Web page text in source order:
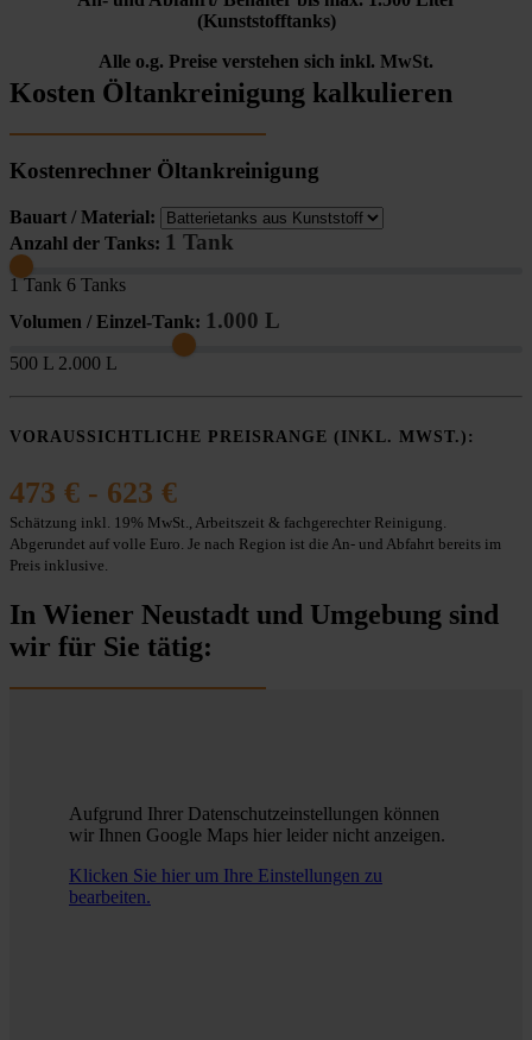
(Kunststofftanks)
Alle o.g. Preise verstehen sich inkl. MwSt.
Kosten Öltankreinigung kalkulieren
Kostenrechner Öltankreinigung
Bauart / Material:
Anzahl der Tanks: 1 Tank
1 Tank 6 Tanks
Volumen / Einzel-Tank: 1.000 L
500 L 2.000 L
VORAUSSICHTLICHE PREISRANGE (INKL. MWST.):
473 € - 623 €
Schätzung inkl. 19% MwSt., Arbeitszeit & fachgerechter Reinigung.
Abgerundet auf volle Euro. Je nach Region ist die An- und Abfahrt bereits im
Preis inklusive.
In Wiener Neustadt und Umgebung sind
wir für Sie tätig:
Aufgrund Ihrer Datenschutzeinstellungen können
wir Ihnen Google Maps hier leider nicht anzeigen.
Klicken Sie hier um Ihre Einstellungen zu
bearbeiten.